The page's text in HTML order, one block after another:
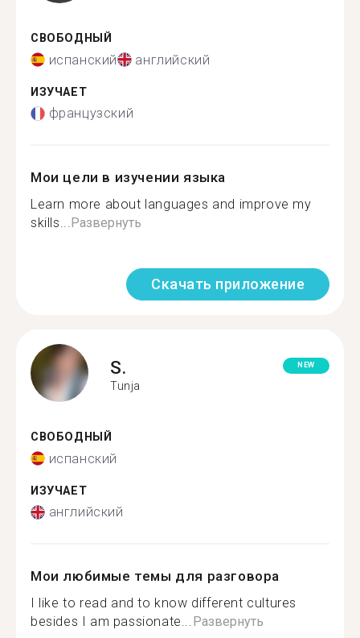
СВОБОДНЫЙ
испанский английский
ИЗУЧАЕТ
французский
Мои цели в изучении языка
Learn more about languages and improve my
skills...Развернуть
Скачать приложение
S.
Tunja
NEW
СВОБОДНЫЙ
испанский
ИЗУЧАЕТ
английский
Мои любимые темы для разговора
I like to read and to know different cultures
besides I am passionate...Развернуть